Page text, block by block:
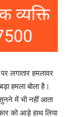
लगातार हमलावर
हमला बोला है।
में भी नहीं आता
को आड़े हाथ लिया